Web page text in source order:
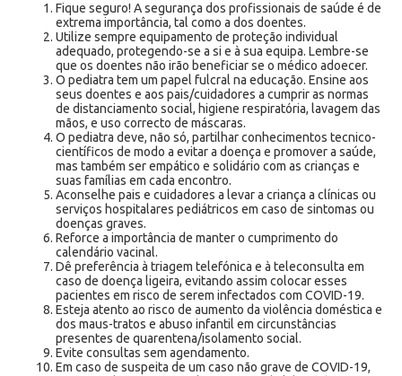
Fique seguro! A segurança dos profissionais de saúde é de
extrema importância, tal como a dos doentes.
Utilize sempre equipamento de proteção individual
adequado, protegendo-se a si e à sua equipa. Lembre-se
que os doentes não irão beneficiar se o médico adoecer.
O pediatra tem um papel fulcral na educação. Ensine aos
seus doentes e aos pais/cuidadores a cumprir as normas
de distanciamento social, higiene respiratória, lavagem das
mãos, e uso correcto de máscaras.
O pediatra deve, não só, partilhar conhecimentos tecnico-
científicos de modo a evitar a doença e promover a saúde,
mas também ser empático e solidário com as crianças e
suas famílias em cada encontro.
Aconselhe pais e cuidadores a levar a criança a clínicas ou
serviços hospitalares pediátricos em caso de sintomas ou
doenças graves.
Reforce a importância de manter o cumprimento do
calendário vacinal.
Dê preferência à triagem telefónica e à teleconsulta em
caso de doença ligeira, evitando assim colocar esses
pacientes em risco de serem infectados com COVID-19.
Esteja atento ao risco de aumento da violência doméstica e
dos maus-tratos e abuso infantil em circunstâncias
presentes de quarentena/isolamento social.
Evite consultas sem agendamento.
Em caso de suspeita de um caso não grave de COVID-19,